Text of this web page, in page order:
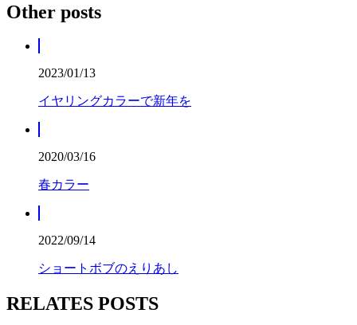
Other posts
2023/01/13
イヤリングカラーで新年を
2020/03/16
春カラー
2022/09/14
ショートボブのえりあし
RELATES POSTS